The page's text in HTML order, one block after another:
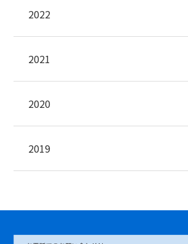
2022
2021
2020
2019